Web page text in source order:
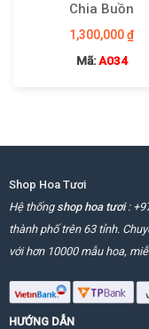
Chia Buồn
1,300,000₫
Mã:A034
Shop Hoa Tươi
Hệ thống shop hoa tươi:
thành phố trên 63 tỉnh.
với hơn 10000 mẫu hoa,
HƯỚNG DẪN